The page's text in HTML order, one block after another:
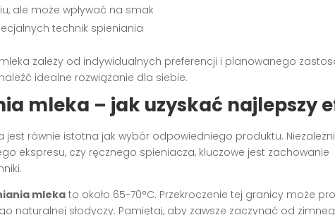
ale może wpływać na smak
technik spieniania
zależy od indywidualnych preferencji i planowanego
idealne rozwiązanie dla siebie.
mleka – jak uzyskać najlepszy
jest równie istotna jak wybór odpowiedniego produktu.
ekspresu, czy ręcznego spieniacza, kluczowe jest zachowanie
mleka to około 65-70°C. Przekroczenie tej granicy może
naturalnej słodyczy. Pamiętaj, aby zawsze zaczynać od